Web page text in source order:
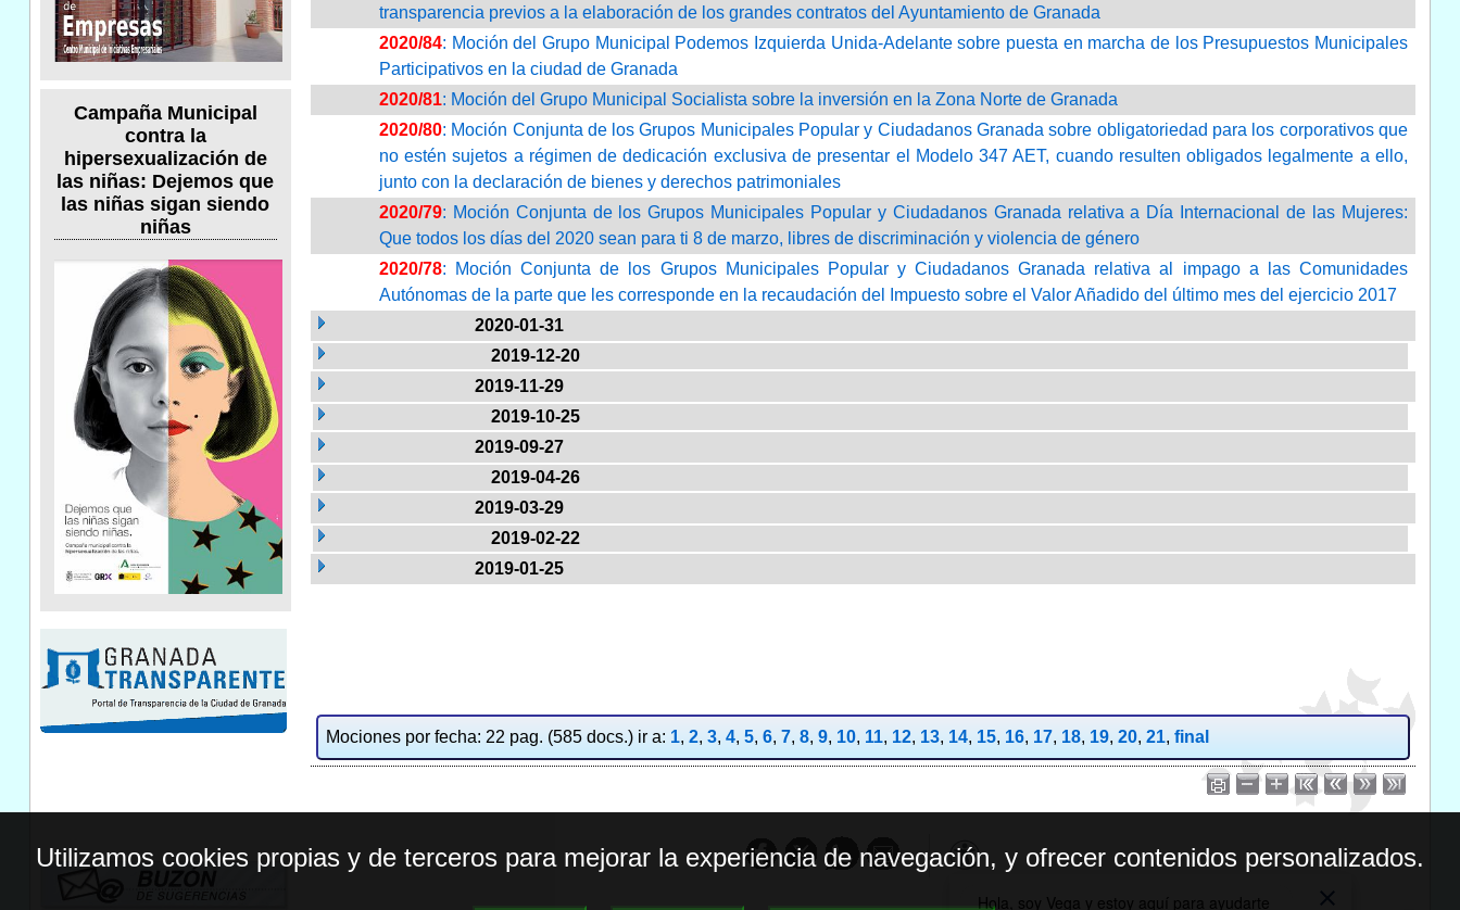
Campaña Municipal
contra la
hipersexualización de
las niñas: Dejemos que
las niñas sigan siendo
niñas
transparencia previos a la elaboración de los grandes contratos del Ayuntamiento de Granada
2020/84: Moción del Grupo Municipal Podemos Izquierda Unida-Adelante sobre puesta en marcha de los Presupuestos Municipales
Participativos en la ciudad de Granada
2020/81: Moción del Grupo Municipal Socialista sobre la inversión en la Zona Norte de Granada
2020/80: Moción Conjunta de los Grupos Municipales Popular y Ciudadanos Granada sobre obligatoriedad para los corporativos que
no estén sujetos a régimen de dedicación exclusiva de presentar el Modelo 347 AET, cuando resulten obligados legalmente a ello,
junto con la declaración de bienes y derechos patrimoniales
2020/79: Moción Conjunta de los Grupos Municipales Popular y Ciudadanos Granada relativa a Día Internacional de las Mujeres:
Que todos los días del 2020 sean para ti 8 de marzo, libres de discriminación y violencia de género
2020/78: Moción Conjunta de los Grupos Municipales Popular y Ciudadanos Granada relativa al impago a las Comunidades
Autónomas de la parte que les corresponde en la recaudación del Impuesto sobre el Valor Añadido del último mes del ejercicio 2017
2020-01-31
2019-12-20
2019-11-29
2019-10-25
2019-09-27
2019-04-26
2019-03-29
2019-02-22
2019-01-25
Mociones por fecha: 22 pag. (585 docs.) ir a: 1, 2, 3, 4, 5, 6, 7, 8, 9, 10, 11, 12, 13, 14, 15, 16, 17, 18, 19, 20, 21, final
Utilizamos cookies propias y de terceros para mejorar la experiencia de navegación, y ofrecer contenidos personalizados.